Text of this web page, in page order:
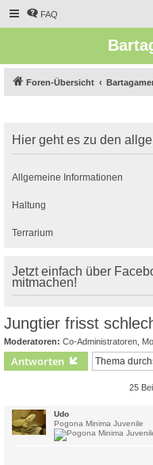
FAQ
Foren-Übersicht
Hier geht es zu den
Allgemeine Informationen
Haltung
Terrarium
Jetzt einfach über
mitmachen!
Jungtier frisst
Moderatoren: Co-Administratoren
Antworten
25
Udo
Pogona Minima Juvenile